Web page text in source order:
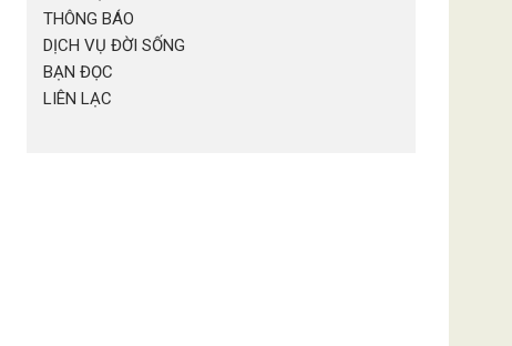
THÔNG BÁO
DỊCH VỤ ĐỜI SỐNG
BẠN ĐỌC
LIÊN LẠC